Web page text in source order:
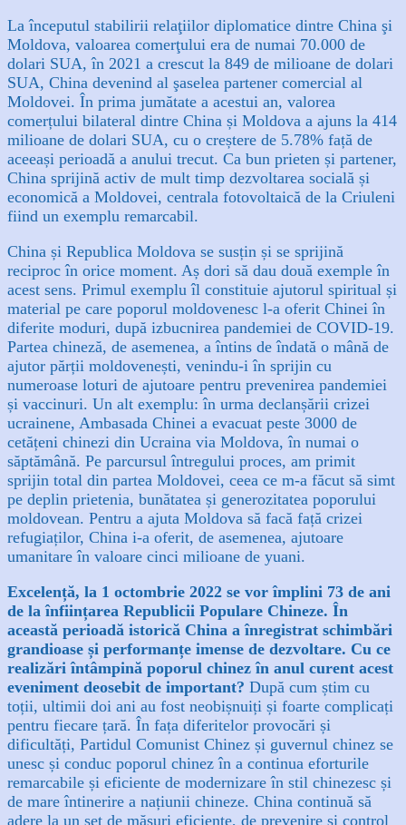
La începutul stabilirii relaţiilor diplomatice dintre China şi
Moldova, valoarea comerţului era de numai 70.000 de
dolari SUA, în 2021 a crescut la 849 de milioane de dolari
SUA, China devenind al şaselea partener comercial al
Moldovei. În prima jumătate a acestui an, valorea
comerțului bilateral dintre China și Moldova a ajuns la 414
milioane de dolari SUA, cu o creștere de 5.78% față de
aceeași perioadă a anului trecut. Ca bun prieten și partener,
China sprijină activ de mult timp dezvoltarea socială și
economică a Moldovei, centrala fotovoltaică de la Criuleni
fiind un exemplu remarcabil.
China și Republica Moldova se susțin și se sprijină
reciproc în orice moment. Aș dori să dau două exemple în
acest sens. Primul exemplu îl constituie ajutorul spiritual și
material pe care poporul moldovenesc l-a oferit Chinei în
diferite moduri, după izbucnirea pandemiei de COVID-19.
Partea chineză, de asemenea, a întins de îndată o mână de
ajutor părții moldovenești, venindu-i în sprijin cu
numeroase loturi de ajutoare pentru prevenirea pandemiei
și vaccinuri. Un alt exemplu: în urma declanșării crizei
ucrainene, Ambasada Chinei a evacuat peste 3000 de
cetățeni chinezi din Ucraina via Moldova, în numai o
săptămână. Pe parcursul întregului proces, am primit
sprijin total din partea Moldovei, ceea ce m-a făcut să simt
pe deplin prietenia, bunătatea și generozitatea poporului
moldovean. Pentru a ajuta Moldova să facă față crizei
refugiaților, China i-a oferit, de asemenea, ajutoare
umanitare în valoare cinci milioane de yuani.
Excelență, la 1 octombrie 2022 se vor împlini 73 de ani
de la înființarea Republicii Populare Chineze. În
această perioadă istorică China a înregistrat schimbări
grandioase și performanțe imense de dezvoltare. Cu ce
realizări întâmpină poporul chinez în anul curent acest
eveniment deosebit de important? După cum știm cu
toții, ultimii doi ani au fost neobișnuiți și foarte complicați
pentru fiecare țară. În fața diferitelor provocări și
dificultăți, Partidul Comunist Chinez și guvernul chinez se
unesc și conduc poporul chinez în a continua eforturile
remarcabile și eficiente de modernizare în stil chinezesc și
de mare întinerire a națiunii chineze. China continuă să
adere la un set de măsuri eficiente, de prevenire și control